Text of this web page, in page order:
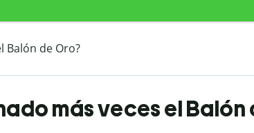
Balón de Oro?
más veces el Balón